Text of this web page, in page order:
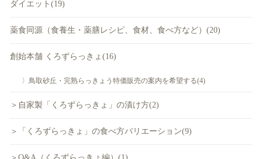
ダイエット(19)
薬食同源（食養生・薬膳レシピ、食材、食べ方など）(20)
創始本舗 くろずらっきょ(16)
〉鳥取砂丘・完熟らっきょう特価販売の案内を希望する(4)
＞自家製「くろずらっきょ」の漬け方(2)
＞「くろずらっきょ」の食べ方バリエーション(9)